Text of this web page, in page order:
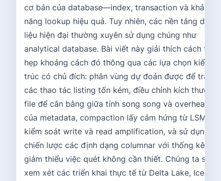
cơ bản của database—index, transaction và khả
năng lookup hiệu quả. Tuy nhiên, các nền tảng dữ
liệu hiện đại thường xuyên sử dụng chúng như
analytical database. Bài viết này giải thích cách thu
hẹp khoảng cách đó thông qua các lựa chọn kiến
trúc có chủ đích: phân vùng dự đoán được để tránh
các thao tác listing tốn kém, điều chỉnh kích thước
file để cân bằng giữa tính song song và overhead
của metadata, compaction lấy cảm hứng từ LSM để
kiểm soát write và read amplification, và sử dụng
chiến lược các định dạng columnar với thống kê để
giảm thiểu việc quét không cần thiết. Chúng ta sẽ
xem xét các triển khai thực tế từ Delta Lake, Iceberg